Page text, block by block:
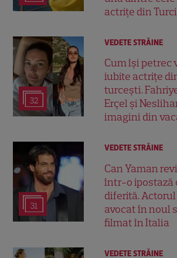
actrițe din
32
VEDETE STRĂINE
Cum își petrec
iubite actrițe
turcești.
Erçel și
imagini din
31
VEDETE STRĂINE
Can Yaman
într-o ipostază
diferită.
avocat în noul
filmat în Italia
VEDETE STRĂINE